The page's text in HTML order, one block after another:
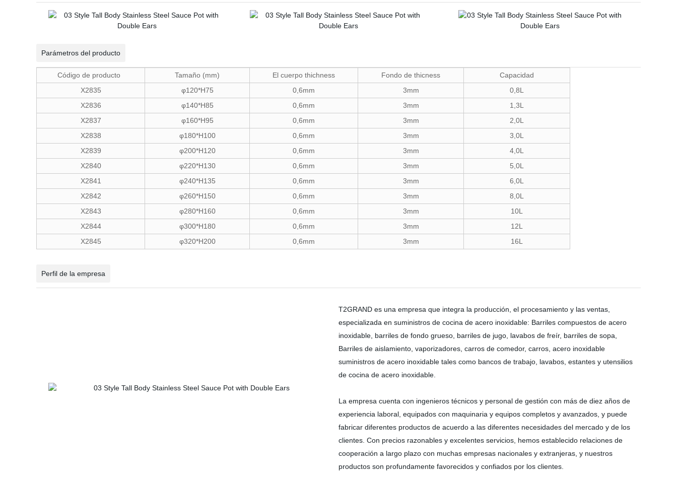
Parámetros del producto
Código de producto Tamaño (mm) El cuerpo thichness Fondo de thicness
Capacidad
X2835
φ120*H75 0,6mm 3mm
0,8L
X2836
φ140*H85 0,6mm 3mm
1,3L
X2837
φ160*H95 0,6mm 3mm
2,0L
X2838
φ180*H100 0,6mm 3mm
3,0L
X2839
φ200*H120 0,6mm 3mm
4,0L
X2840
φ220*H130 0,6mm 3mm
5,0L
X2841
φ240*H135 0,6mm 3mm
6,0L
X2842
φ260*H150 0,6mm 3mm
8,0L
X2843
φ280*H160 0,6mm 3mm
10L
X2844
φ300*H180 0,6mm 3mm
12L
X2845
φ320*H200 0,6mm 3mm 16L
Perfil de la empresa
T2GRAND es una empresa que integra la producción, el procesamiento y las ventas,
especializada en suministros de cocina de acero inoxidable: Barriles compuestos de acero
inoxidable, barriles de fondo grueso, barriles de jugo, lavabos de freír, barriles de sopa,
Barriles de aislamiento, vaporizadores, carros de comedor, carros, acero inoxidable
suministros de acero inoxidable tales como bancos de trabajo, lavabos, estantes y utensilios
de cocina de acero inoxidable.
La empresa cuenta con ingenieros técnicos y personal de gestión con más de diez años de
experiencia laboral, equipados con maquinaria y equipos completos y avanzados, y puede
fabricar diferentes productos de acuerdo a las diferentes necesidades del mercado y de los
clientes. Con precios razonables y excelentes servicios, hemos establecido relaciones de
cooperación a largo plazo con muchas empresas nacionales y extranjeras, y nuestros
productos son profundamente favorecidos y confiados por los clientes.